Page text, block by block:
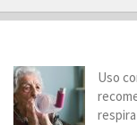
Uso